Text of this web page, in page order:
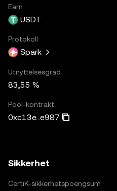
Earn
USDT
Protokoll
Spark
Utnyttelsesgrad
83,55 %
Pool-kontrakt
0xc13e...e987
Sikkerhet
CertiK-sikkerhetspoengsum